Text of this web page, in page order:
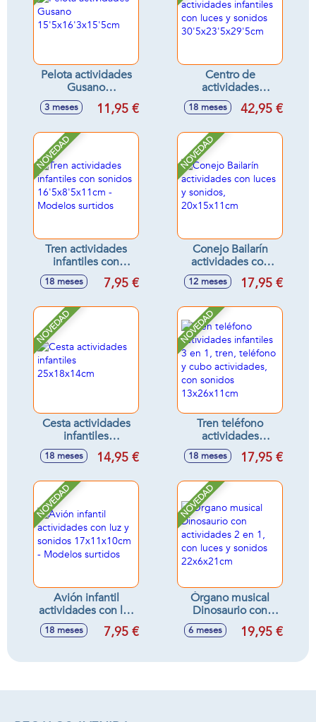
Pelota actividades
Gusano
15'5x16'3x15'5cm
3 meses 11,95 €
Centro de
actividades
infantiles con luces
y sonidos
18 meses 42,95 €
NOVEDAD
Tren actividades
infantiles con
sonidos
16'5x8'5x11cm -
18 meses 7,95 €
NOVEDAD
Conejo Bailarín
actividades con
luces y sonidos,
20x15x11cm
12 meses 17,95 €
NOVEDAD
Cesta actividades
infantiles
25x18x14cm
18 meses 14,95 €
NOVEDAD
Tren teléfono
actividades
infantiles 3 en 1,
tren, teléfono y
con sonidos
13x26x11cm
18 meses 17,95 €
NOVEDAD
Avión infantil
actividades con luz
y sonidos
17x11x10cm -
18 meses 7,95 €
NOVEDAD
Órgano musical
Dinosaurio con
actividades 2 en 1,
con luces y sonidos
6 meses 19,95 €